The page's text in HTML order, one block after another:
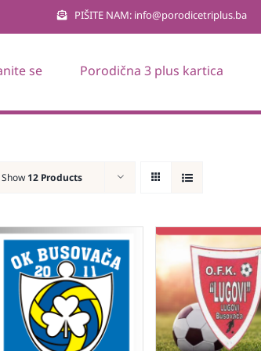
PIŠITE NAM: info@porodicetriplus.ba
se Porodična 3 plus kartica
Show 12 Products